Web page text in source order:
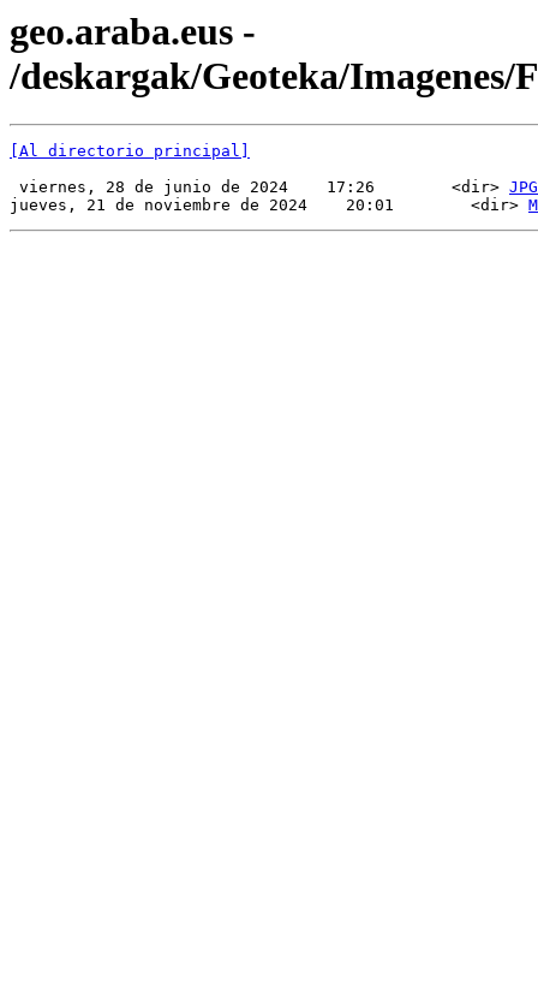
geo.araba.eus -
/deskargak/Geoteka/Imagenes/
[Al directorio principal]
viernes, 28 de junio de 2024    17:26        <dir> JPG
jueves, 21 de noviembre de 2024    20:01        <dir>